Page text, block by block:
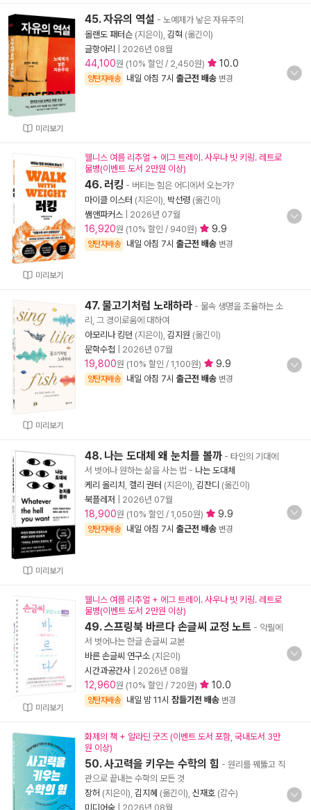
미리보기
45. 자유의 역설 - 노예제가 낳은 자유주의
올랜도 패터슨 (지은이), 김혁 (옮긴이)
글항아리
2026년 08월
44,100원 (10% 할인 / 2,450원) 10.0
양탄자배송 내일 아침 7시 출근전 배송 변경
미리보기
웰니스 여름 리추얼 + 에그 트레이. 사우나 빗 키링. 레트로
물병(이벤트 도서 2만원 이상)
46. 러킹 - 버티는 힘은 어디에서 오는가?
마이클 이스터 (지은이), 박선령 (옮긴이)
쌤앤파커스
2026년 07월
16,920원 (10% 할인 / 940원) 9.9
양탄자배송 내일 아침 7시 출근전 배송 변경
미리보기
47. 물고기처럼 노래하라 - 물속 생명을 조율하는 소
리, 그 경이로움에 대하여
아모리나 킹던 (지은이), 김지원 (옮긴이)
문학수첩
2026년 07월
19,800원 (10% 할인 / 1,100원) 9.9
양탄자배송 내일 아침 7시 출근전 배송 변경
미리보기
48. 나는 도대체 왜 눈치를 볼까 - 타인의 기대에
서 벗어나 원하는 삶을 사는 법 - 나는 도대체
케리 올리치 켈리 권터 (지은이), 김잔디 (옮긴이)
북플레저
2026년 07월
18,900원 (10% 할인 / 1,050원) 9.9
양탄자배송 내일 아침 7시 출근전 배송 변경
미리보기
웰니스 여름 리추얼 + 에그 트레이. 사우나 빗 키링. 레트로
물병(이벤트 도서 2만원 이상)
49. 스프링북 바르다 손글씨 교정 노트 - 악필에
서 벗어나는 한글 손글씨 교본
바른 손글씨 연구소 (지은이)
시간과공간사
2026년 08월
12,960원 (10% 할인 / 720원) 10.0
양탄자배송 내일 밤 11시 잠들기전 배송 변경
화제의 책 + 알라딘 굿즈 (이벤트 도서 포함, 국내도서 3만
원 이상)
50. 사고력을 키우는 수학의 힘 - 원리를 꿰뚫고 직
관으로 끝내는 수학의 모든 것
장허 (지은이), 김지혜 (옮긴이), 신재호 (감수)
미디어숲
2026년 08월